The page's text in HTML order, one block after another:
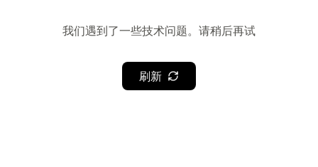
我们遇到了一些技术问题。请稍后再试
刷新